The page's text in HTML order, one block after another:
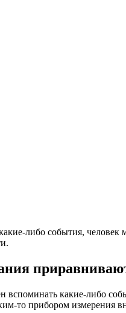
либо события, человек
вспоминать какие-либо
то прибором измерения